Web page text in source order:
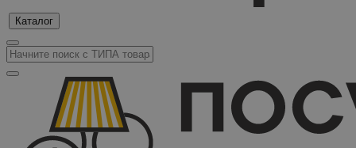
Каталог